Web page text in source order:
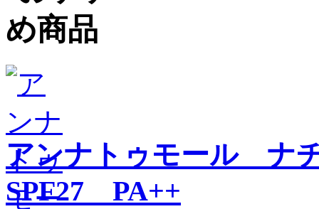
アンナトゥモール ナ
SPF27 PA++